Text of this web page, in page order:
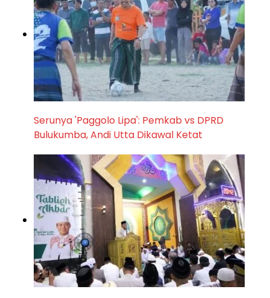
Serunya 'Paggolo Lipa': Pemkab vs DPRD
Bulukumba, Andi Utta Dikawal Ketat